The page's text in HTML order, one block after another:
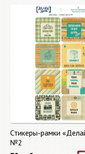
Стикеры-рамки
№2